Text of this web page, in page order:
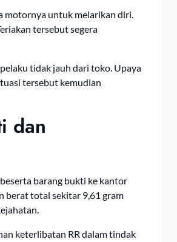
motornya untuk melarikan diri.
tersebut segera
tidak jauh dari toko. Upaya
tersebut kemudian
dan
barang bukti ke kantor
berat total sekitar 9,61 gram
keterlibatan RR dalam tindak